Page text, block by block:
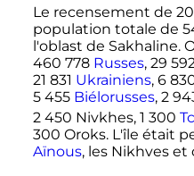
Le recensement de
population totale de
l'oblast de Sakhaline.
460 778 Russes, 29 592
21 831 Ukrainiens, 6
5 455 Biélorusses, 2
2 450 Nivkhes, 1 300
300 Oroks. L'île était
Aïnous, les Nikhves